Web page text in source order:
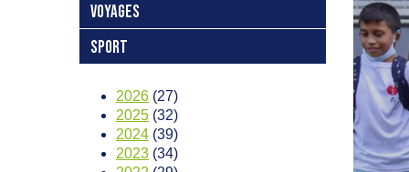
VOYAGES
SPORT
2026 (27)
2025 (32)
2024 (39)
2023 (34)